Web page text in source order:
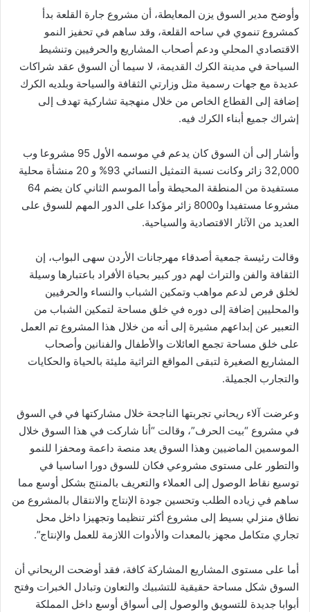
وأوضح مدير السوق يزن المعايطة، أن مشروع جارة القلعة بدأ
كمشروع تنموي في ساحه القلعة، وقد ساهم في تحفيز النمو
الاقتصادي المحلي ودعم أصحاب المشاريع والحرفيين وتنشيط
السياحة في مدينة الكرك القديمة، لا سيما أن السوق عقد شراكات
عديدة مع جهات رسمية مثل وزارتي الثقافة والسياحة وبلديه الكرك
إضافة إلى القطاع الخاص من خلال منهجية تشاركية تهدف إلى
إشراك جميع أبناء الكرك فيه.
وأشار إلى أن السوق كان يدعم في موسمه الأول 95 مشروعا وب
32,000 زائر وكانت نسبة التمثيل النسائي 93% و 20 منشأة محلية
مستفيدة من المنطقة المحيطة وأما الموسم الثاني كان يضم 64
مشروعا مستفيدا و8000 زائر مؤكدا على الدور المهم للسوق على
العديد من الآثار الاقتصادية والسياحية.
وقالت رئيسة جمعية أصدقاء مهرجانات الأردن سهى البواب، إن
الثقافة والفن والتراث لهم دور كبير بحياة الأفراد باعتبارها وسيلة
لخلق فرص لدعم مواهب وتمكين الشباب والنساء والحرفيين
والمحليين إضافة إلى دوره في خلق مساحة لتمكين الشباب من
التعبير عن إبداعهم مشيرة إلى أنه من خلال هذا المشروع تم العمل
على خلق مساحة تجمع العائلات والأطفال والفنانين وأصحاب
المشاريع الصغيرة لتبقى المواقع التراثية مليئة بالحياة والحكايات
والتجارب الجميلة.
وعرضت آلاء ريحاني تجربتها الناجحة خلال مشاركتها في في السوق
في مشروع “بيت الحرف”، وقالت “أنا شاركت في هذا السوق خلال
الموسمين الماضيين وهذا السوق يعد منصة داعمة ومحفزا للنمو
والتطور على مستوى مشروعي فكان للسوق دورا اساسيا في
توسيع نقاط الوصول إلى العملاء والتعريف بالمنتج بشكل أوسع مما
ساهم في زياده الطلب وتحسين جودة الإنتاج والانتقال بالمشروع من
نطاق منزلي بسيط إلى مشروع أكثر تنظيما وتجهيزا داخل محل
تجاري متكامل مجهز بالمعدات والأدوات اللازمة للعمل والإنتاج”.
أما على مستوى المشاريع المشاركة كافة، فقد أوضحت الريحاني أن
السوق شكل مساحة حقيقية للتشبيك والتعاون وتبادل الخبرات وفتح
أبوابا جديدة للتسويق والوصول إلى أسواق أوسع داخل المملكة